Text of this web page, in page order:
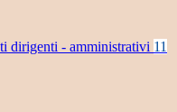
dirigenti - amministrativi 11